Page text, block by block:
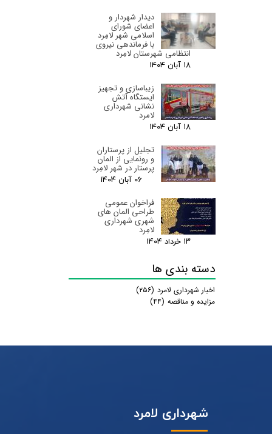
دیدار شهردار و
اعضای شورای
اسلامی شهر لامِرد
با فرماندهی نیروی
انتظامی شهرستان لامِرد
۱۸ آبان ۰۴
زیباسازی و تجهیز
ایستگاه آتش
نشانی شهرداری
لامرد
۱۸ آبان ۰۴
تجلیل از پرستاران
و رونمایی از المان
پرستار در شهر لامِرد
۰۶ آبان ۰۴
فراخوان عمومی
طراحی المان های
شهری شهرداری
لامِرد
۱۳ خرداد ۰۴
دسته بندی ها
اخبار شهرداری لامرد (۲۵۶)
مزایده و مناقصه (۴۴)
شهرداری لامرد